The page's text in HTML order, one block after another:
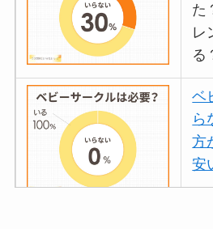
た
レ
る
ベ
ら
方
安